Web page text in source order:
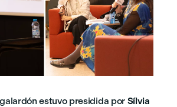
estuvo presidida por Sílvia